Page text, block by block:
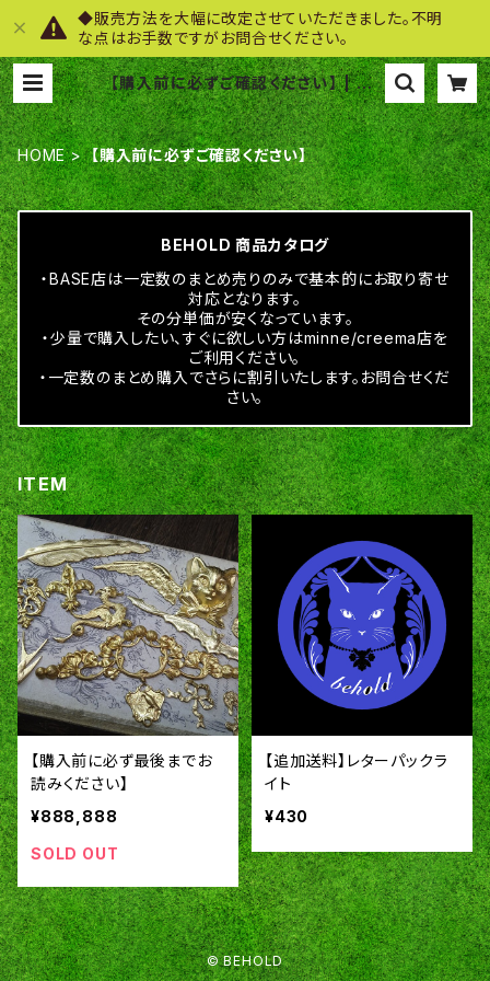
◆販売方法を大幅に改定させていただきました。不明
な点はお手数ですがお問合せください。
【購入前に必ずご確認ください】 | BE
HOLD
HOME 【購入前に必ずご確認ください】
BEHOLD 商品カタログ
・BASE店は一定数のまとめ売りのみで基本的にお取り寄せ
対応となります。
その分単価が安くなっています。
・少量で購入したい、すぐに欲しい方はminne/creema店を
ご利用ください。
・一定数のまとめ購入でさらに割引いたします。お問合せくだ
さい。
ITEM
【購入前に必ず最後までお
読みください】
¥888,888
SOLD OUT
【追加送料】レターパックラ
イト
¥430
© BEHOLD